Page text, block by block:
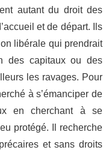
autant du droit des
et de départ. Ils
libérale qui prendrait
des capitaux ou des
les ravages. Pour
à s’émanciper de
en cherchant à se
protégé. Il recherche
et sans droits